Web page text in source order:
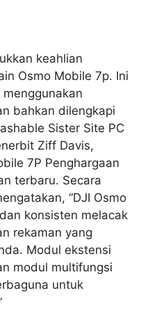
keahlian
Osmo Mobile 7p. Ini
bahkan dilengkapi
Sister Site PC
Ziff Davis,
7P Penghargaan
terbaru. Secara
“DJI Osmo
konsisten melacak
rekaman yang
Modul ekstensi
modul multifungsi
untuk